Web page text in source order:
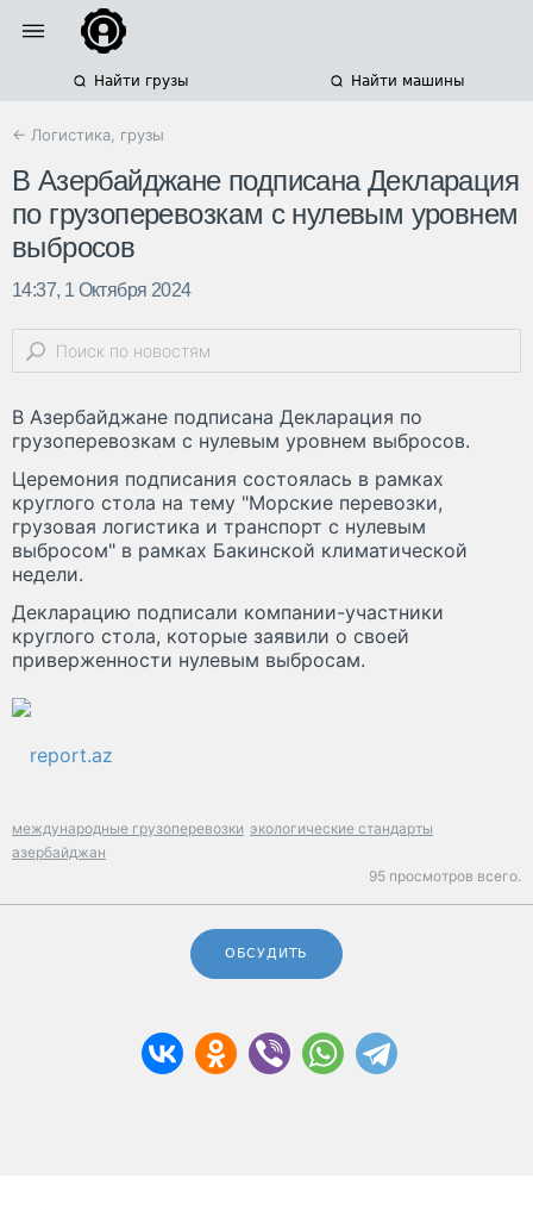
Найти грузы Найти машины
← Логистика, грузы
В Азербайджане подписана Декларация
по грузоперевозкам с нулевым уровнем
выбросов
14:37, 1 Октября 2024
В Азербайджане подписана Декларация по
грузоперевозкам с нулевым уровнем выбросов.
Церемония подписания состоялась в рамках
круглого стола на тему "Морские перевозки,
грузовая логистика и транспорт с нулевым
выбросом" в рамках Бакинской климатической
недели.
Декларацию подписали компании-участники
круглого стола, которые заявили о своей
приверженности нулевым выбросам.
report.az
международные грузоперевозки экологические стандарты
азербайджан
95 просмотров всего.
ОБСУДИТЬ